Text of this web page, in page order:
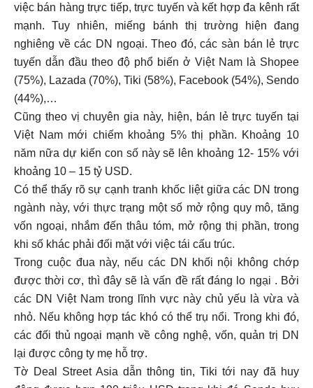
việc bán hàng trực tiếp, trực tuyến và kết hợp đa kênh rất
mạnh. Tuy nhiên, miếng bánh thị trường hiện đang
nghiêng về các DN ngoại. Theo đó, các sàn bán lẻ trực
tuyến dẫn đầu theo độ phổ biến ở Việt Nam là Shopee
(75%), Lazada (70%), Tiki (58%), Facebook (54%), Sendo
(44%),…
Cũng theo vị chuyên gia này, hiện, bán lẻ trực tuyến tại
Việt Nam mới chiếm khoảng 5% thị phần. Khoảng 10
năm nữa dự kiến con số này sẽ lên khoảng 12- 15% với
khoảng 10 – 15 tỷ USD.
Có thể thấy rõ sự cạnh tranh khốc liệt giữa các DN trong
ngành này, với thực trạng một số mở rộng quy mô, tăng
vốn ngoại, nhắm đến thâu tóm, mở rộng thị phần, trong
khi số khác phải đối mặt với việc tái cấu trúc.
Trong cuộc đua này, nếu các DN khối nội không chớp
được thời cơ, thì đây sẽ là vấn đề rất đáng lo ngại . Bởi
các DN Việt Nam trong lĩnh vực này chủ yếu là vừa và
nhỏ. Nếu không hợp tác khó có thể trụ nổi. Trong khi đó,
các đối thủ ngoại mạnh về công nghệ, vốn, quản trị DN
lại được công ty mẹ hỗ trợ.
Tờ Deal Street Asia dẫn thông tin, Tiki tới nay đã huy